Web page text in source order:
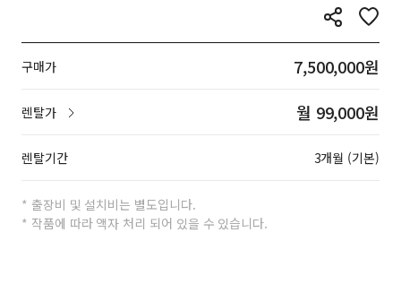
구매가 7,500,000원
렌탈가 월 99,000원
렌탈기간 3개월 (기본)
* 출장비 및 설치비는 별도입니다.
* 작품에 따라 액자 처리 되어 있을 수 있습니다.